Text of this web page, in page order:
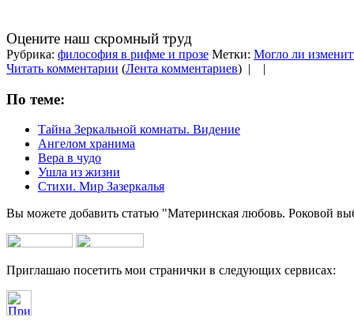
Оцените наш скромный труд
Рубрика: философия в рифме и прозе Метки: Могло ли
Читать комментарии (Лента комментариев) | |
По теме:
Тайна Зеркальной комнаты. Видение
Ангелом хранима
Вера в чудо
Ушла из жизни
Стихи. Мир Зазеркалья
Вы можете добавить статью "Материнская любовь. Роковой
Приглашаю посетить мои странички в следующих сервисах: